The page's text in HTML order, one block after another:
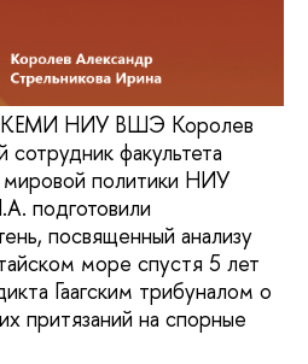
НИУ ВШЭ Королев
факультета
политики НИУ
подготовили
посвященный анализу
море спустя 5 лет
Гаагским трибуналом о
притязаний на спорные